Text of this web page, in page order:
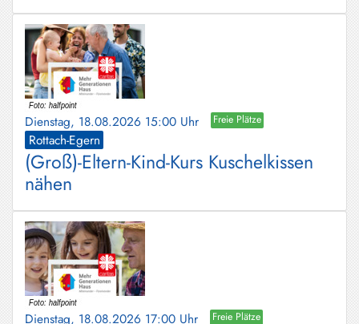
Dienstag, 18.08.2026 15:00 Uhr Freie Plätze
Rottach-Egern
(Groß)-Eltern-Kind-Kurs Kuschelkissen
nähen
Dienstag, 18.08.2026 17:00 Uhr Freie Plätze